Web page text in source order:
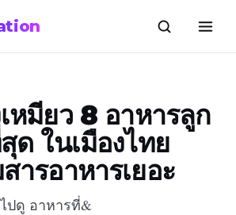
หมียว 8 อาหารลูก
ด ในเมืองไทย
ารอาหารเยอะ
ปดู อาหารที่&